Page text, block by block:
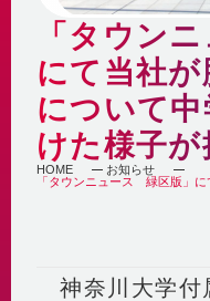
熱供給
最新鋭設備の導入
省エネ・省コスト
自社の取組み
BCP
非常時を含めた安
BCP基本計画
教育機関との連携
個別冷暖房との相
地域冷暖房の特性
街づくりへの貢献
経済性
環境性
みなとみらい21
センタープラン
会社概要
事業沿革
企業理念・行動指
2030ビジョン
建築物省エネ法
メ
「タウン
にて当社
について
けた様子
HOME
お知らせ
「タウンニュース 緑区版」に
神奈川大学付